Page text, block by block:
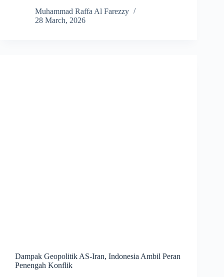
Muhammad Raffa Al Farezzy
28 March, 2026
Dampak Geopolitik AS-Iran, Indonesia Ambil Peran
Penengah Konflik